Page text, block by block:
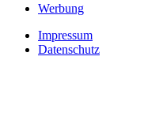
Werbung
Impressum
Datenschutz